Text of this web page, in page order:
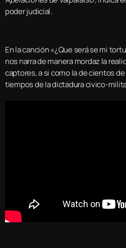
poder judicial.
En la canción «¿Que será se mi
nos narra de manera mordaz la
captores, a si como la de cientos
tiempos de la dictadura civico-